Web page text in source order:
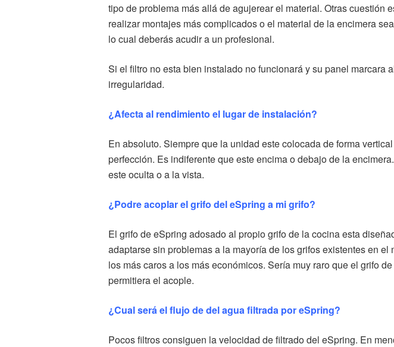
tipo de problema más allá de agujerear el material. Otras cuestión
realizar montajes más complicados o el material de la encimera
lo cual deberás acudir a un profesional.
Si el filtro no esta bien instalado no funcionará y su panel marcara
irregularidad.
¿Afecta al rendimiento el lugar de instalación?
En absoluto. Siempre que la unidad este colocada de forma
perfección. Es indiferente que este encima o debajo de la
este oculta o a la vista.
¿Podre acoplar el grifo del eSpring a mi grifo?
El grifo de eSpring adosado al propio grifo de la cocina esta
adaptarse sin problemas a la mayoría de los grifos existentes en el
los más caros a los más económicos. Sería muy raro que el grifo
permitiera el acople.
¿Cual será el flujo de del agua filtrada por eSpring?
Pocos filtros consiguen la velocidad de filtrado del eSpring. En